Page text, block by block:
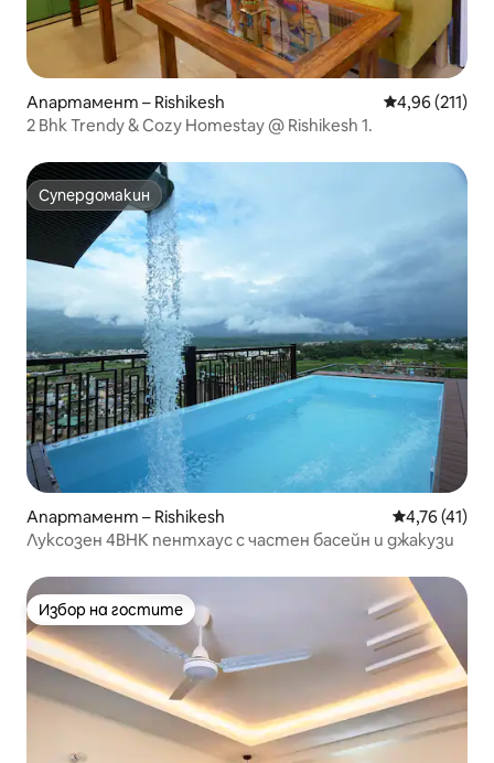
Апартамент – Rishikesh Средна
4,96 (211)
2 Bhk Trendy & Cozy Homestay @ Rishikesh 1.
Супердомакин
Супердомакин
Апартамент – Rishikesh Средна
4,76 (41)
Луксозен 4BHK пентхаус с частен басейн и джакузи
Избор на гостите
Избор на гостите